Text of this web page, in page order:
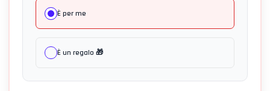
È per me
È un regalo 🎁